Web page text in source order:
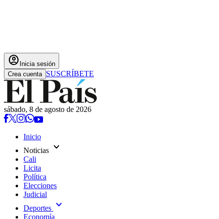
account_circle Inicia sesión
Crea cuenta SUSCRÍBETE
sábado, 8 de agosto de 2026
Inicio
Noticias expand_more
Cali
Licita
Política
Elecciones
Judicial
Deportes expand_more
Economía